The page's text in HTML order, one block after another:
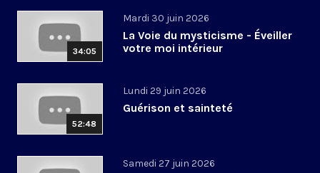
34:05
Mardi 30 juin 2026
La Voie du mysticisme - Éveiller
votre moi intérieur
52:48
Lundi 29 juin 2026
Guérison et sainteté
Samedi 27 juin 2026